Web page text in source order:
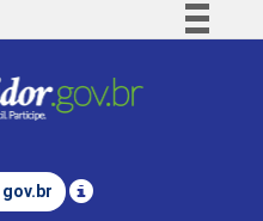
Comunica BR
Legislação
gov.br